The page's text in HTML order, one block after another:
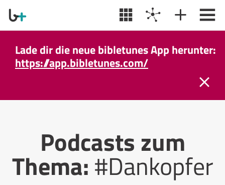
Lade dir die neue bibletunes App herunter:
https://app.bibletunes.com/
Podcasts zum
Thema:#Dankopfer